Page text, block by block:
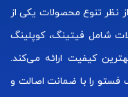
نظر تنوع محصولات یکی از
شامل فیتینگ، کوپلینگ
کیفیت ارائه می‌کند.
فستو را با ضمانت اصالت و